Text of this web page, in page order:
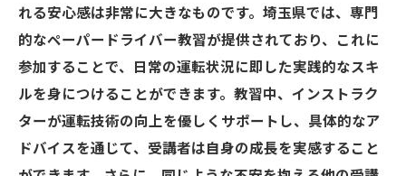
れる安心感は非常に大きなものです。埼玉県では、専門
的なペーパードライバー教習が提供されており、これに
参加することで、日常の運転状況に即した実践的なスキ
ルを身につけることができます。教習中、インストラク
ターが運転技術の向上を優しくサポートし、具体的なア
ドバイスを通じて、受講者は自身の成長を実感すること